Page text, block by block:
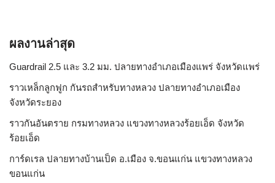
ผลงานล่าสุด
Guardrail 2.5 และ 3.2 มม. ปลายทางอำเภอเมืองแพร่ จังหวัดแพร่
ราวเหล็กลูกฟูก กันรถสําหรับทางหลวง ปลายทางอำเภอเมือง
จังหวัดระยอง
ราวกันอันตราย กรมทางหลวง แขวงทางหลวงร้อยเอ็ด จังหวัด
ร้อยเอ็ด
การ์ดเรล ปลายทางบ้านเป็ด อ.เมือง จ.ขอนแก่น แขวงทางหลวง
ขอนแก่น